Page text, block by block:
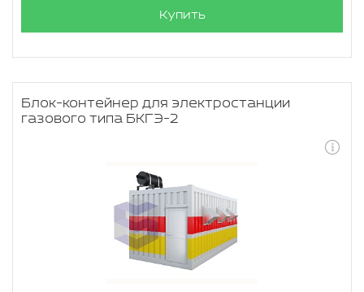
Купить
Блок-контейнер для электростанции
газового типа БКГЭ-2